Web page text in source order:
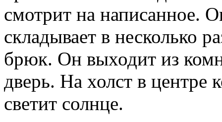
смотрит на написанное.
складывает в несколько
брюк. Он выходит из
дверь. На холст в центре
светит солнце.